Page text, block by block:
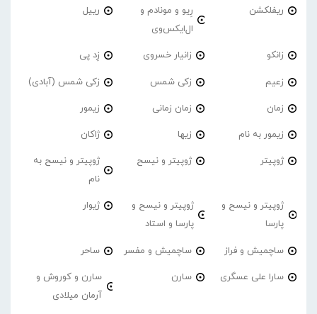
ریفلکشن
رِیو و مونادم و
ال‌ایکس‌وی
رییل
زانکو زانیار خسروی زِد پی
زعیم زکی شمس زکی شمس (آبادی)
زمان زمان زمانی زیمور
زیمور به نام زیها ژاکان
ژوپیتر ژوپیتر و نیسح
ژوپیتر و نیسح به
نام
ژوپیتر و نیسح و
پارسا
ژوپیتر و نیسح و
پارسا و استاد
ژیوار
ساچمیش و فراز ساچمیش و مفسر ساحر
سارا علی عسگری سارن
سارن و کوروش و
آرمان میلادی